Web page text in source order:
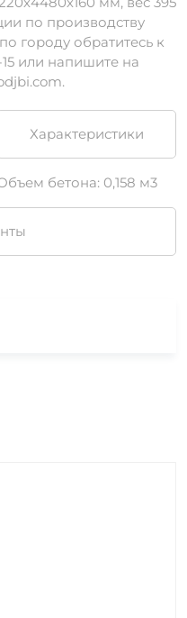
по производству
городу обратитесь к
или напишите на
Характеристики
бетона: 0,158 м3